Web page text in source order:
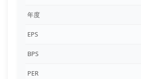
年度
EPS
BPS
PER